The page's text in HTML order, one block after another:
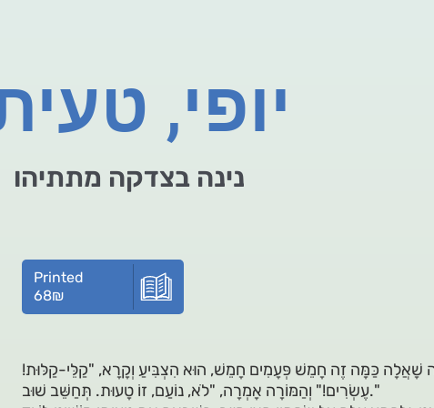
יופי,
נינה בצדקה מתתיהו
Printed
68₪
שָׁאֲלָה כַּמָּה זֶה חָמֵשׁ פְּעָמִים חָמֵשׁ, הוּא הִצְבִּיעַ וְקָרָא, "קַלֵּי-קַלּוּת!
עֶשְׂרִים!" וְהַמּוֹרָה אָמְרָה, "לֹא, נוֹעַם, זוֹ טָעוּת. תְּחַשֵּׁב שׁוּב."